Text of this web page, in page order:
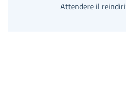
Attendere il